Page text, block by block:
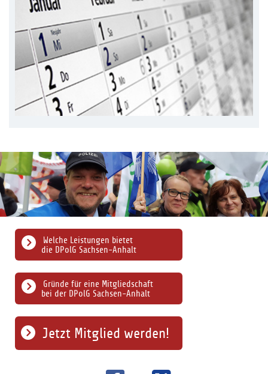
Gründe für eine Mitgliedschaft
bei der DPolG Sachsen-Anhalt
Welche Leistungen bietet
die DPolG Sachsen-Anhalt
Jetzt Mitglied werden!